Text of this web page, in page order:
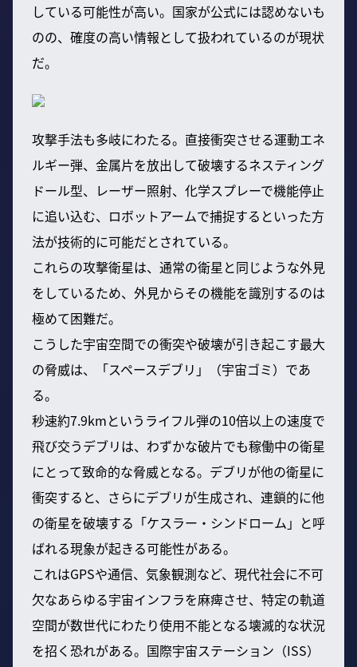
している可能性が高い。国家が公式には認めないも
のの、確度の高い情報として扱われているのが現状
だ。
攻撃手法も多岐にわたる。直接衝突させる運動エネ
ルギー弾、金属片を放出して破壊するネスティング
ドール型、レーザー照射、化学スプレーで機能停止
に追い込む、ロボットアームで捕捉するといった方
法が技術的に可能だとされている。
これらの攻撃衛星は、通常の衛星と同じような外見
をしているため、外見からその機能を識別するのは
極めて困難だ。
こうした宇宙空間での衝突や破壊が引き起こす最大
の脅威は、「スペースデブリ」（宇宙ゴミ）であ
る。
秒速約7.9kmというライフル弾の10倍以上の速度で
飛び交うデブリは、わずかな破片でも稼働中の衛星
にとって致命的な脅威となる。デブリが他の衛星に
衝突すると、さらにデブリが生成され、連鎖的に他
の衛星を破壊する「ケスラー・シンドローム」と呼
ばれる現象が起きる可能性がある。
これはGPSや通信、気象観測など、現代社会に不可
欠なあらゆる宇宙インフラを麻痺させ、特定の軌道
空間が数世代にわたり使用不能となる壊滅的な状況
を招く恐れがある。国際宇宙ステーション（ISS）